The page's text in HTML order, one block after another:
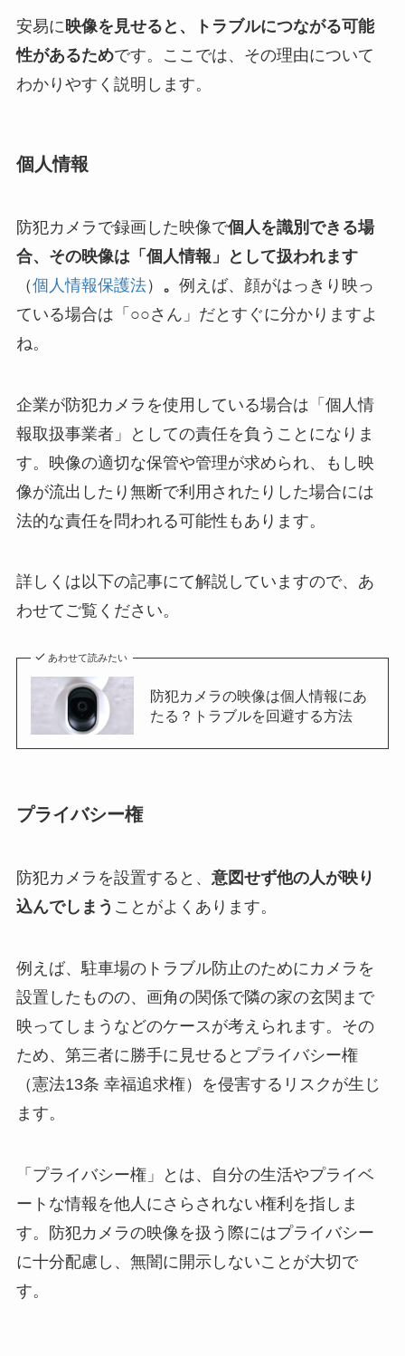
安易に映像を見せると、トラブルにつながる可能
性があるためです。ここでは、その理由について
わかりやすく説明します。
個人情報
防犯カメラで録画した映像で個人を識別できる場
合、その映像は「個人情報」として扱われます
（個人情報保護法） 。 例えば、顔がはっきり映っ
ている場合は「○○さん」だとすぐに分かりますよ
ね。
企業が防犯カメラを使用している場合は「個人情
報取扱事業者」としての責任を負うことになりま
す。映像の適切な保管や管理が求められ、もし映
像が流出したり無断で利用されたりした場合には
法的な責任を問われる可能性もあります。
詳しくは以下の記事にて解説していますので、あ
わせてご覧ください。
あわせて読みたい
防犯カメラの映像は個人情報にあ
たる？トラブルを回避する方法
プライバシー権
防犯カメラを設置すると、 意図せず他の人が映り
込んでしまう ことがよくあります。
例えば、駐車場のトラブル防止のためにカメラを
設置したものの、画角の関係で隣の家の玄関まで
映ってしまうなどのケースが考えられます。その
ため、第三者に勝手に見せるとプライバシー権
（憲法13条 幸福追求権）を侵害するリスクが生じ
ます。
「プライバシー権」とは、自分の生活やプライベ
ートな情報を他人にさらされない権利を指しま
す。防犯カメラの映像を扱う際にはプライバシー
に十分配慮し、無闇に開示しないことが大切で
す。